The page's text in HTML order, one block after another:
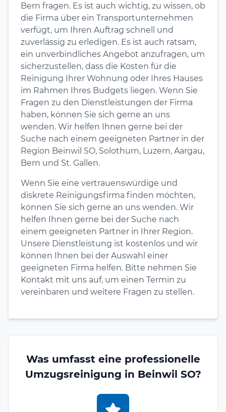
Bern fragen. Es ist auch wichtig, zu wissen, ob
die Firma über ein Transportunternehmen
verfügt, um Ihren Auftrag schnell und
zuverlässig zu erledigen. Es ist auch ratsam,
ein unverbindliches Angebot anzufragen, um
sicherzustellen, dass die Kosten für die
Reinigung Ihrer Wohnung oder Ihres Hauses
im Rahmen Ihres Budgets liegen. Wenn Sie
Fragen zu den Dienstleistungen der Firma
haben, können Sie sich gerne an uns
wenden. Wir helfen Ihnen gerne bei der
Suche nach einem geeigneten Partner in der
Region Beinwil SO, Solothurn, Luzern, Aargau,
Bern und St. Gallen.
Wenn Sie eine vertrauenswürdige und
diskrete Reinigungsfirma finden möchten,
können Sie sich gerne an uns wenden. Wir
helfen Ihnen gerne bei der Suche nach
einem geeigneten Partner in Ihrer Region.
Unsere Dienstleistung ist kostenlos und wir
können Ihnen bei der Auswahl einer
geeigneten Firma helfen. Bitte nehmen Sie
Kontakt mit uns auf, um einen Termin zu
vereinbaren und weitere Fragen zu stellen.
Was umfasst eine professionelle
Umzugsreinigung in Beinwil SO?